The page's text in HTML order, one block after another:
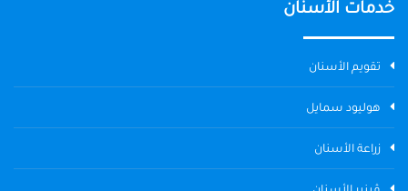
خدمات الأسنان
تقويم الأسنان
هوليود سمايل
زراعة الأسنان